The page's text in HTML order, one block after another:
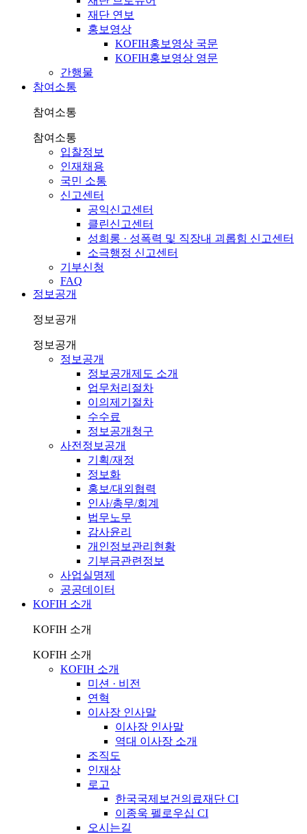
재단 연보
홍보영상
KOFIH홍보영상 국문
KOFIH홍보영상 영문
간행물
참여소통
참여소통
참여소통
입찰정보
인재채용
국민 소통
신고센터
공익신고센터
클린신고센터
성희롱 · 성폭력 및 직장내 괴롭힘 신고센터
소극행정 신고센터
기부신청
FAQ
정보공개
정보공개
정보공개
정보공개
정보공개제도 소개
업무처리절차
이의제기절차
수수료
정보공개청구
사전정보공개
기획/재정
정보화
홍보/대외협력
인사/총무/회계
법무노무
감사윤리
개인정보관리현황
기부금관련정보
사업실명제
공공데이터
KOFIH 소개
KOFIH 소개
KOFIH 소개
KOFIH 소개
미션 · 비전
연혁
이사장 인사말
이사장 인사말
역대 이사장 소개
조직도
인재상
로고
한국국제보건의료재단 CI
이종욱 펠로우십 CI
오시는길